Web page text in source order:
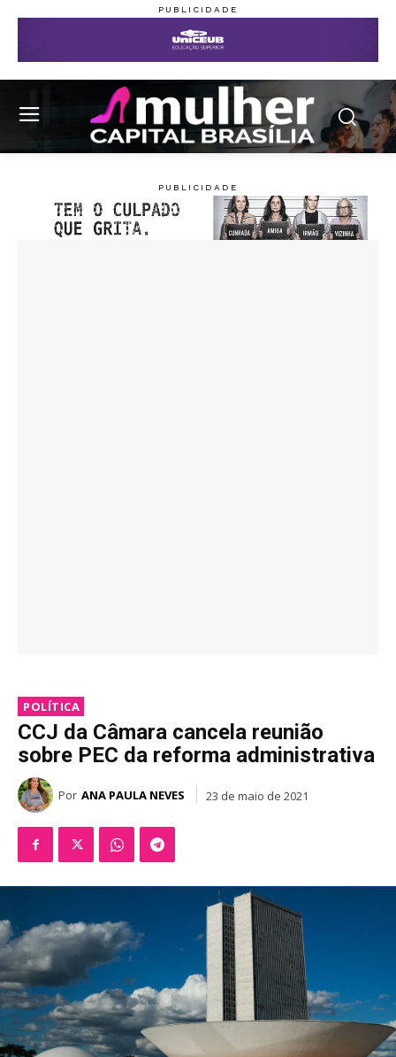
POLÍTICA
CCJ da Câmara cancela reunião
sobre PEC da reforma administrativa
Por ANA PAULA NEVES 23 de maio de 2021